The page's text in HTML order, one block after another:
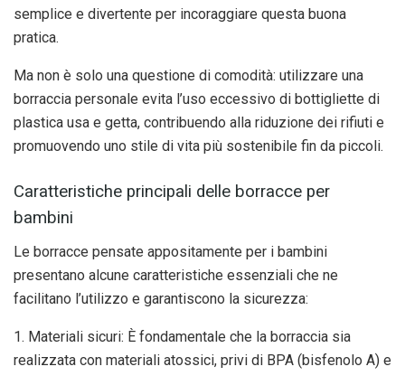
semplice e divertente per incoraggiare questa buona
pratica.
Ma non è solo una questione di comodità: utilizzare una
borraccia personale evita l’uso eccessivo di bottigliette di
plastica usa e getta, contribuendo alla riduzione dei rifiuti e
promuovendo uno stile di vita più sostenibile fin da piccoli.
Caratteristiche principali delle borracce per
bambini
Le borracce pensate appositamente per i bambini
presentano alcune caratteristiche essenziali che ne
facilitano l’utilizzo e garantiscono la sicurezza:
1. Materiali sicuri: È fondamentale che la borraccia sia
realizzata con materiali atossici, privi di BPA (bisfenolo A) e